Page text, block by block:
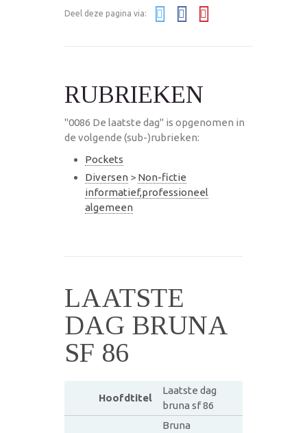
Deel deze pagina via:
RUBRIEKEN
"0086 De laatste dag" is opgenomen in
de volgende (sub-)rubrieken:
Pockets
Diversen > Non-fictie
informatief,professioneel
algemeen
LAATSTE
DAG BRUNA
SF 86
Hoofdtitel
Laatste dag
bruna sf 86
Bruna